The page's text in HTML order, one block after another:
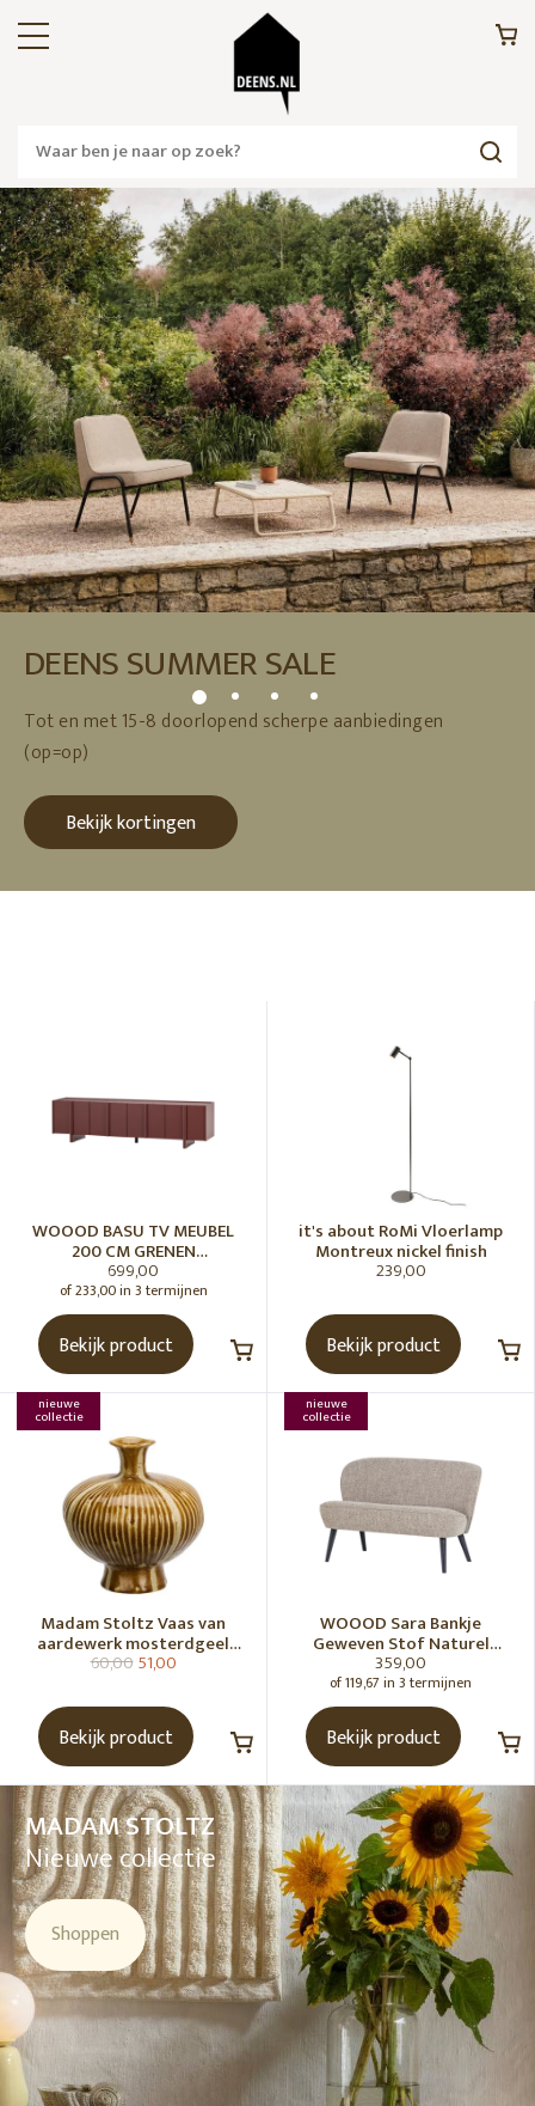
DEENS SUMMER SALE
Tot en met 15-8 doorlopend scherpe aanbiedingen
(op=op)
Bekijk kortingen
WOOOD BASU TV MEUBEL
200 CM GRENEN
BORDEAUXROOD [fsc]
699,00
of 233,00 in 3 termijnen
Bekijk product
it's about RoMi Vloerlamp
Montreux nickel finish
239,00
Bekijk product
nieuwe
collectie
Madam Stoltz Vaas van
aardewerk mosterdgeel
naturel
60,0051,00
Bekijk product
nieuwe
collectie
WOOOD Sara Bankje
Geweven Stof Naturel
Melange [Fsc]
359,00
of 119,67 in 3 termijnen
Bekijk product
MADAM STOLTZ
Nieuwe collectie
Shoppen